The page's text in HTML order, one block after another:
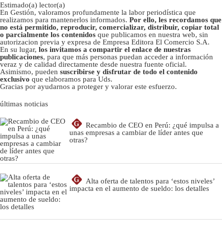
Estimado(a) lector(a)
En Gestión, valoramos profundamente la labor periodística que
realizamos para mantenerlos informados. Por ello, les recordamos que
no está permitido, reproducir, comercializar, distribuir, copiar total
o parcialmente los contenidos que publicamos en nuestra web, sin
autorizacion previa y expresa de Empresa Editora El Comercio S.A.
En su lugar, los invitamos a compartir el enlace de nuestras
publicaciones, para que más personas puedan acceder a información
veraz y de calidad directamente desde nuestra fuente oficial.
Asimismo, pueden suscribirse y disfrutar de todo el contenido
exclusivo que elaboramos para Uds.
Gracias por ayudarnos a proteger y valorar este esfuerzo.
últimas noticias
G
Recambio de CEO en Perú: ¿qué impulsa a
unas empresas a cambiar de líder antes que
otras?
G
Alta oferta de talentos para ‘estos niveles’
impacta en el aumento de sueldo: los detalles